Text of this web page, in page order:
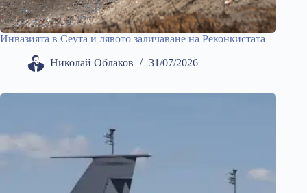
Инвазията в Сеута и лявото заличаване на Реконкистата
Николай Облаков 31/07/2026